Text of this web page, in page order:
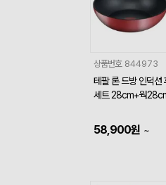
상품번호 844973
테팔 론 드방 인덕션
세트 28cm+웍
58,900원 ~